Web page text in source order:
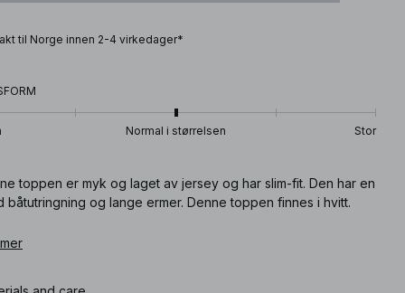
til Norge innen 2-4 virkedager*
Normal i størrelsen Stor
toppen er myk og laget av jersey og har slim-fit. Den har en
båtutringning og lange ermer. Denne toppen finnes i hvitt.